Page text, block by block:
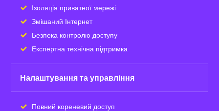
Ізоляція приватної мережі
Змішаний Інтернет
Безпека контролю доступу
Експертна технічна підтримка
Налаштування та управління
Повний кореневий доступ